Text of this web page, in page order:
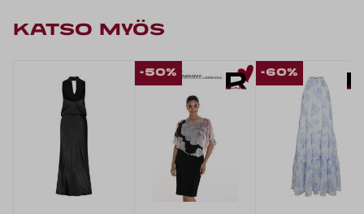
KATSO MYÖS
-50% -60%